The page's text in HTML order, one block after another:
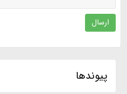
ارسال
پیوندها